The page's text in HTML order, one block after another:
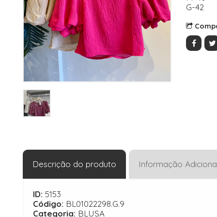
G-42
Descrição do produto Informação
ID: 5153
Código: BL01022298.G.9
Categoria: BLUSA